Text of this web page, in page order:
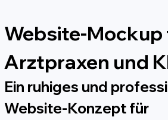
Website-Mockup
Arztpraxen und
Ein ruhiges und
Website-Konzept für